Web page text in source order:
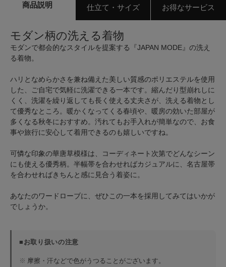
商品説明 仕立て・サイズ お得なサービス
モダン柄の洗える着物
モダンで都会的なスタイルを提案する『JAPAN MODE』の洗え
る着物。
ハリとなめらかさを兼ね備えた美しい質感のポリエステルを使用
した、ご自宅で気軽に洗濯できる一本です。縮んだり型崩れしに
くく、洗濯を繰り返しても長く使える丈夫さが、洗える着物とし
て優秀なところ。暖かくなってくる春頃や、暖房の効いた部屋が
多くなる秋冬におすすめ。汚れてもお手入れが簡単なので、お食
事や旅行に安心して着用できるのも嬉しいですね。
可憐な印象の華唐草模様は、コーディネート次第でどんなシーン
にも使える優秀柄。半幅帯を合わせればカジュアルに、名古屋帯
を合わせればきちんと感に見合う着姿に。
あなたのワードローブに、ぜひこの一本を採用してみてはいかが
でしょうか。
■お取り扱いの注意
※ 摩擦・汗などで色がうつることがございます。